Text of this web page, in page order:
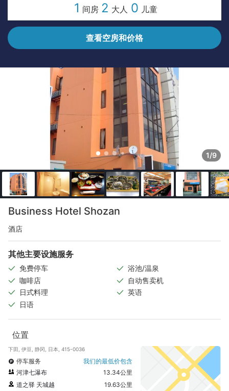
1 间房 2 大人 0 儿童
查看空房和价格
1/9
Business Hotel Shozan
酒店
其他主要设施服务
免费停车
浴池/温泉
咖啡店
自动售卖机
日式料理
英语
日语
位置
下田, 伊豆, 静冈, 日本, 415-0036
停车服务
我们的最低价包含
河津七瀑布
13.34公里
道之驿 天城越
19.63公里